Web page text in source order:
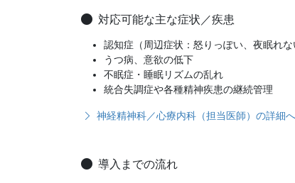
対応可能な主な症状／疾患
認知症（周辺症状：怒りっぽい、夜眠れな
うつ病、意欲の低下
不眠症・睡眠リズムの乱れ
統合失調症や各種精神疾患の継続管理
神経精神科／心療内科（担当医師）の詳細へ
導入までの流れ